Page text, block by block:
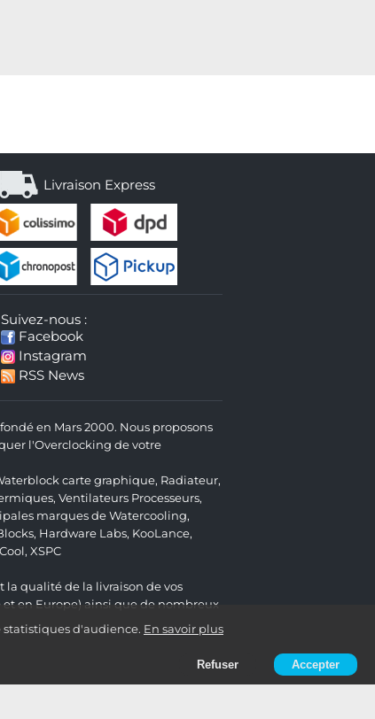
d'audience. En savoir plus
Refuser Accepter
Livraison Express
Suivez-nous :
Facebook
Instagram
RSS News
en Mars 2000. Nous proposons
l'Overclocking de votre
carte graphique, Radiateur,
, Ventilateurs Processeurs,
marques de Watercooling,
, Hardware Labs, KooLance,
, XSPC
qualité de la livraison de vos
et en Europe) ainsi que de nombreux